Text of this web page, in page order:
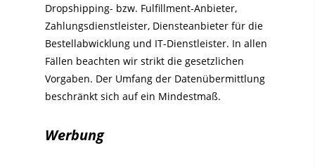
Dropshipping- bzw. Fulfillment-Anbieter,
Zahlungsdienstleister, Diensteanbieter für die
Bestellabwicklung und IT-Dienstleister. In allen
Fällen beachten wir strikt die gesetzlichen
Vorgaben. Der Umfang der Datenübermittlung
beschränkt sich auf ein Mindestmaß.
Werbung